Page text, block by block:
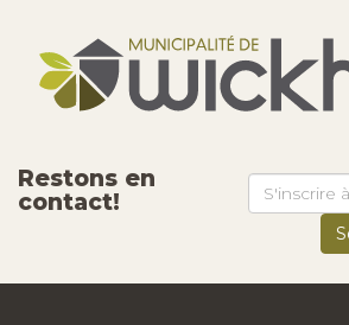
Restons en
contact!